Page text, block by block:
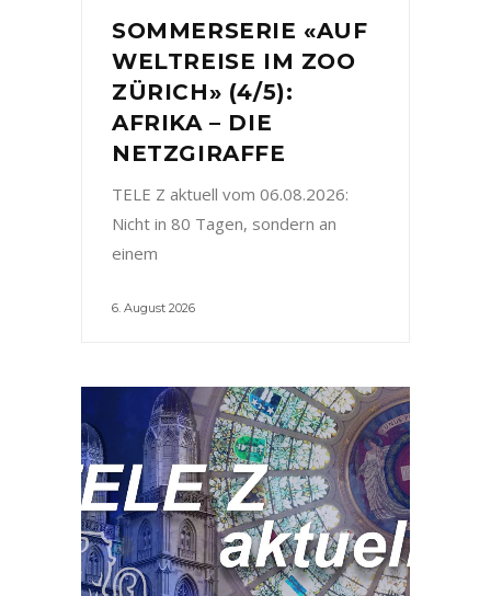
SOMMERSERIE «AUF
WELTREISE IM ZOO
ZÜRICH» (4/5):
AFRIKA – DIE
NETZGIRAFFE
TELE Z aktuell vom 06.08.2026:
Nicht in 80 Tagen, sondern an
einem
6. August 2026